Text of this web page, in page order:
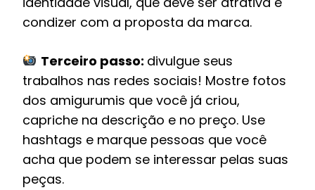
condizer com a proposta da marca.
Terceiro passo: divulgue seus
trabalhos nas redes sociais! Mostre fotos
dos amigurumis que você já criou,
capriche na descrição e no preço. Use
hashtags e marque pessoas que você
acha que podem se interessar pelas suas
peças.